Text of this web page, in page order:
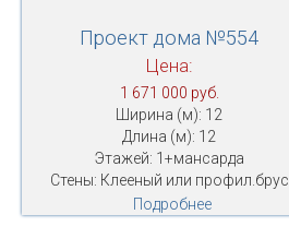
Проект дома №554
Цена:
1 671 000 руб.
Ширина (м): 12
Длина (м): 12
Этажей: 1+мансарда
Стены: Клееный или профил.брус
Подробнее